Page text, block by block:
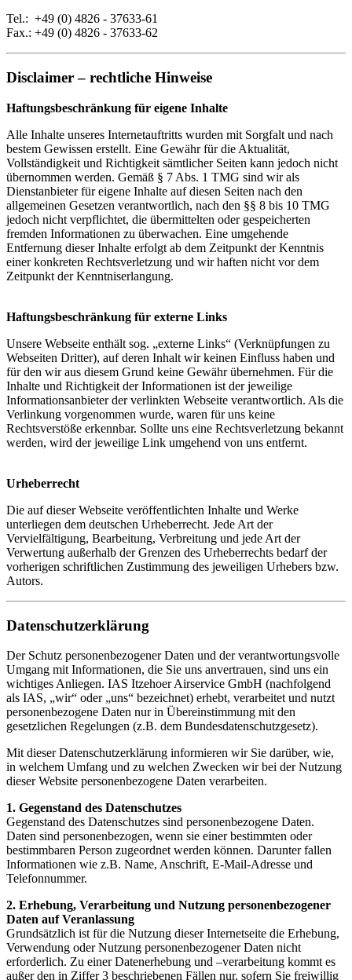
Tel.: +49 (0) 4826 - 37633-61
Fax.: +49 (0) 4826 - 37633-62
Disclaimer – rechtliche Hinweise
Haftungsbeschränkung für eigene Inhalte
Alle Inhalte unseres Internetauftritts wurden mit Sorgfalt und nach
bestem Gewissen erstellt. Eine Gewähr für die Aktualität,
Vollständigkeit und Richtigkeit sämtlicher Seiten kann jedoch nicht
übernommen werden. Gemäß § 7 Abs. 1 TMG sind wir als
Dienstanbieter für eigene Inhalte auf diesen Seiten nach den
allgemeinen Gesetzen verantwortlich, nach den §§ 8 bis 10 TMG
jedoch nicht verpflichtet, die übermittelten oder gespeicherten
fremden Informationen zu überwachen. Eine umgehende
Entfernung dieser Inhalte erfolgt ab dem Zeitpunkt der Kenntnis
einer konkreten Rechtsverletzung und wir haften nicht vor dem
Zeitpunkt der Kenntniserlangung.
Haftungsbeschränkung für externe Links
Unsere Webseite enthält sog. „externe Links“ (Verknüpfungen zu
Webseiten Dritter), auf deren Inhalt wir keinen Einfluss haben und
für den wir aus diesem Grund keine Gewähr übernehmen. Für die
Inhalte und Richtigkeit der Informationen ist der jeweilige
Informationsanbieter der verlinkten Webseite verantwortlich. Als die
Verlinkung vorgenommen wurde, waren für uns keine
Rechtsverstöße erkennbar. Sollte uns eine Rechtsverletzung bekannt
werden, wird der jeweilige Link umgehend von uns entfernt.
Urheberrecht
Die auf dieser Webseite veröffentlichten Inhalte und Werke
unterliegen dem deutschen Urheberrecht. Jede Art der
Vervielfältigung, Bearbeitung, Verbreitung und jede Art der
Verwertung außerhalb der Grenzen des Urheberrechts bedarf der
vorherigen schriftlichen Zustimmung des jeweiligen Urhebers bzw.
Autors.
Datenschutzerklärung
Der Schutz personenbezogener Daten und der verantwortungsvolle
Umgang mit Informationen, die Sie uns anvertrauen, sind uns ein
wichtiges Anliegen. IAS Itzehoer Airservice GmbH (nachfolgend
als IAS, „wir“ oder „uns“ bezeichnet) erhebt, verarbeitet und nutzt
personenbezogene Daten nur in Übereinstimmung mit den
gesetzlichen Regelungen (z.B. dem Bundesdatenschutzgesetz).
Mit dieser Datenschutzerklärung informieren wir Sie darüber, wie,
in welchem Umfang und zu welchen Zwecken wir bei der Nutzung
dieser Website personenbezogene Daten verarbeiten.
1. Gegenstand des Datenschutzes
Gegenstand des Datenschutzes sind personenbezogene Daten.
Daten sind personenbezogen, wenn sie einer bestimmten oder
bestimmbaren Person zugeordnet werden können. Darunter fallen
Informationen wie z.B. Name, Anschrift, E-Mail-Adresse und
Telefonnummer.
2. Erhebung, Verarbeitung und Nutzung personenbezogener
Daten auf Veranlassung
Grundsätzlich ist für die Nutzung dieser Internetseite die Erhebung,
Verwendung oder Nutzung personenbezogener Daten nicht
erforderlich. Zu einer Datenerhebung und –verarbeitung kommt es
außer den in Ziffer 3 beschriebenen Fällen nur, sofern Sie freiwillig